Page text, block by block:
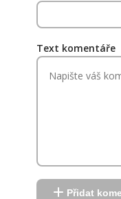
Text komentáře
Přidat